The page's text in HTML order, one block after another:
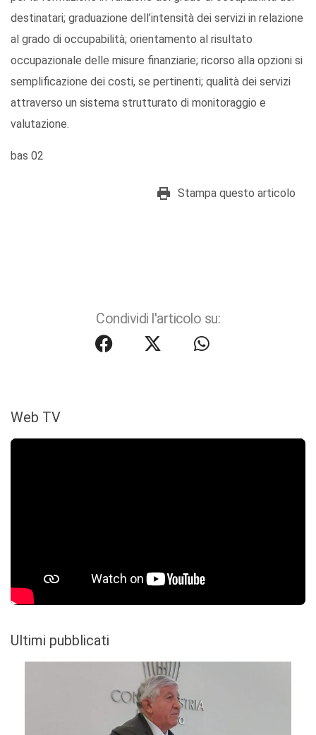
destinatari; graduazione dell’intensità dei servizi in relazione
al grado di occupabilità; orientamento al risultato
occupazionale delle misure finanziarie; ricorso alla opzioni si
semplificazione dei costi, se pertinenti; qualità dei servizi
attraverso un sistema strutturato di monitoraggio e
valutazione.
bas 02
Stampa questo articolo
Condividi l'articolo su:
Web TV
Ultimi pubblicati